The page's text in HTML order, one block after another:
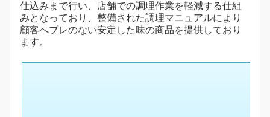
仕込みまで行い、店舗での調理作業を軽減する仕組
みとなっており、整備された調理マニュアルにより
顧客へブレのない安定した味の商品を提供しており
ます。